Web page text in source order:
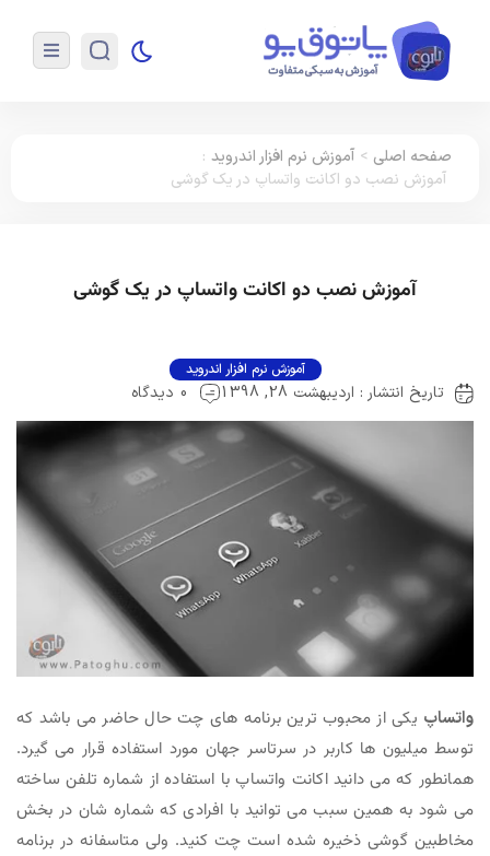
صفحه اصلی > آموزش نرم افزار اندروید :
آموزش نصب دو اکانت واتساپ در یک گوشی
آموزش نصب دو اکانت واتساپ در یک گوشی
آموزش نرم افزار اندروید
تاریخ انتشار : اردیبهشت 28, 1398 0 دیدگاه
واتساپ یکی از محبوب ترین برنامه های چت حال حاضر می باشد که
توسط میلیون ها کاربر در سرتاسر جهان مورد استفاده قرار می گیرد.
همانطور که می دانید اکانت واتساپ با استفاده از شماره تلفن ساخته
می شود به همین سبب می توانید با افرادی که شماره شان در بخش
مخاطبین گوشی ذخیره شده است چت کنید. ولی متاسفانه در برنامه